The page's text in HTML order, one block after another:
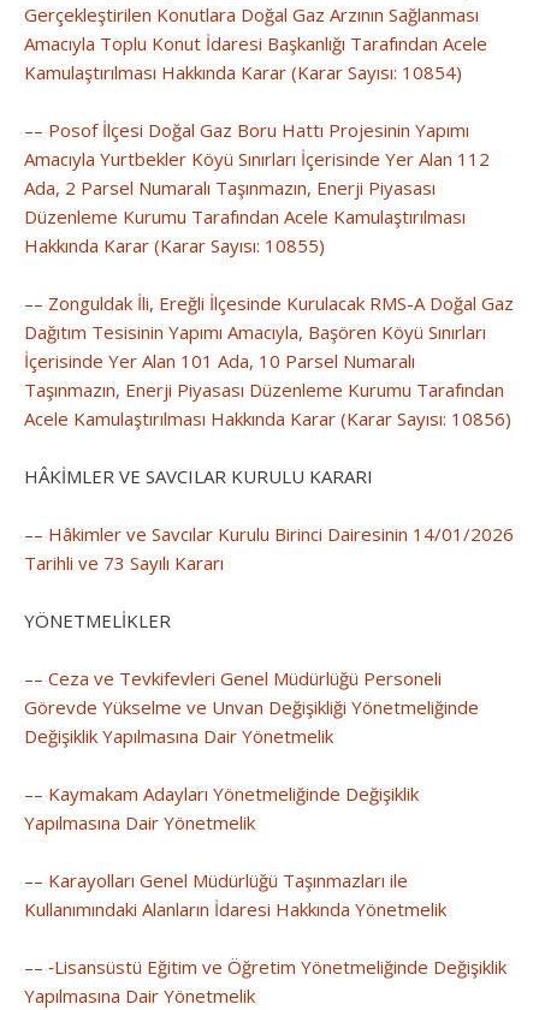
Gerçekleştirilen Konutlara Doğal Gaz Arzının Sağlanması
Amacıyla Toplu Konut İdaresi Başkanlığı Tarafından Acele
Kamulaştırılması Hakkında Karar (Karar Sayısı: 10854)
–– Posof İlçesi Doğal Gaz Boru Hattı Projesinin Yapımı
Amacıyla Yurtbekler Köyü Sınırları İçerisinde Yer Alan 112
Ada, 2 Parsel Numaralı Taşınmazın, Enerji Piyasası
Düzenleme Kurumu Tarafından Acele Kamulaştırılması
Hakkında Karar (Karar Sayısı: 10855)
–– Zonguldak İli, Ereğli İlçesinde Kurulacak RMS-A Doğal Gaz
Dağıtım Tesisinin Yapımı Amacıyla, Başören Köyü Sınırları
İçerisinde Yer Alan 101 Ada, 10 Parsel Numaralı
Taşınmazın, Enerji Piyasası Düzenleme Kurumu Tarafından
Acele Kamulaştırılması Hakkında Karar (Karar Sayısı: 10856)
HÂKİMLER VE SAVCILAR KURULU KARARI
–– Hâkimler ve Savcılar Kurulu Birinci Dairesinin 14/01/2026
Tarihli ve 73 Sayılı Kararı
YÖNETMELİKLER
–– Ceza ve Tevkifevleri Genel Müdürlüğü Personeli
Görevde Yükselme ve Unvan Değişikliği Yönetmeliğinde
Değişiklik Yapılmasına Dair Yönetmelik
–– Kaymakam Adayları Yönetmeliğinde Değişiklik
Yapılmasına Dair Yönetmelik
–– Karayolları Genel Müdürlüğü Taşınmazları ile
Kullanımındaki Alanların İdaresi Hakkında Yönetmelik
–– ‑Lisansüstü Eğitim ve Öğretim Yönetmeliğinde Değişiklik
Yapılmasına Dair Yönetmelik